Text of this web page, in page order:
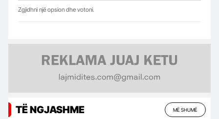
Zgjidhni një opsion dhe votoni.
TË NGJASHME MË SHUMË